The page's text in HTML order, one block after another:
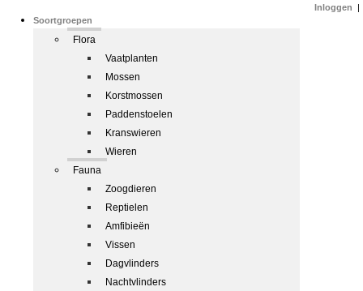
Soortgroepen
Flora
Vaatplanten
Mossen
Korstmossen
Paddenstoelen
Kranswieren
Wieren
Fauna
Zoogdieren
Reptielen
Amfibieën
Vissen
Dagvlinders
Nachtvlinders
Inloggen |